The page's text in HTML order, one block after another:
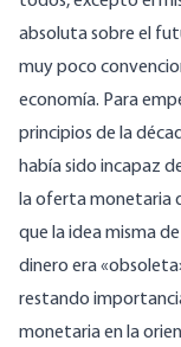
absoluta sobre el
muy poco
economía. Para
principios de la
había sido incapaz
la oferta monetaria
que la idea misma
dinero era
restando
monetaria en la